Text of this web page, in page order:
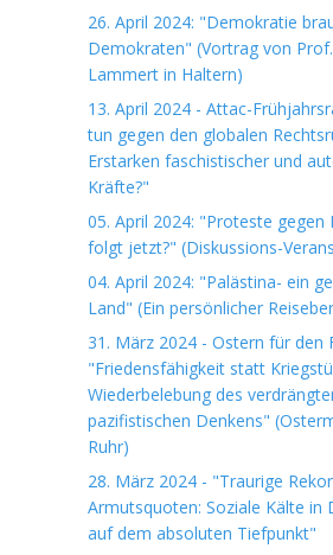
26. April 2024: "Demokratie
Demokraten" (Vortrag von
Lammert in Haltern)
13. April 2024 - Attac-
tun gegen den globalen
Erstarken faschistischer und
Kräfte?"
05. April 2024: "Proteste gegen
folgt jetzt?" (Diskussions-
04. April 2024: "Palästina- ein
Land" (Ein persönlicher
31. März 2024 - Ostern für den
"Friedensfähigkeit statt
Wiederbelebung des
pazifistischen Denkens"
Ruhr)
28. März 2024 - "Traurige
Armutsquoten: Soziale Kälte in
auf dem absoluten Tiefpunkt"